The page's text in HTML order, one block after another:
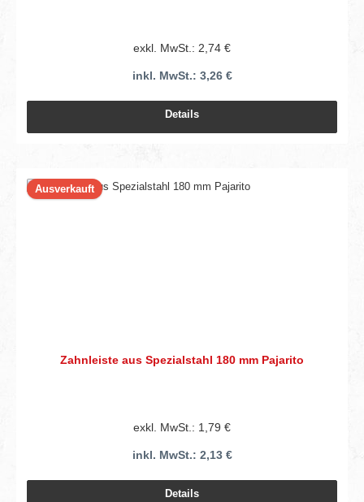
exkl. MwSt.: 2,74 €
inkl. MwSt.: 3,26 €
Details
Ausverkauft
Zahnleiste aus Spezialstahl 180 mm Pajarito
exkl. MwSt.: 1,79 €
inkl. MwSt.: 2,13 €
Details